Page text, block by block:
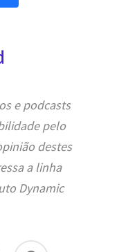
e podcasts
pelo
destes
a linha
Dynamic
spotify